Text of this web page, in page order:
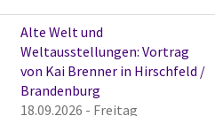
Alte Welt und
Weltausstellungen: Vortrag
von Kai Brenner in Hirschfeld /
Brandenburg
18.09.2026 - Freitag